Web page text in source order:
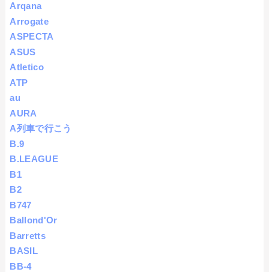
Arqana
Arrogate
ASPECTA
ASUS
Atletico
ATP
au
AURA
A列車で行こう
B.9
B.LEAGUE
B1
B2
B747
Ballond'Or
Barretts
BASIL
BB-4